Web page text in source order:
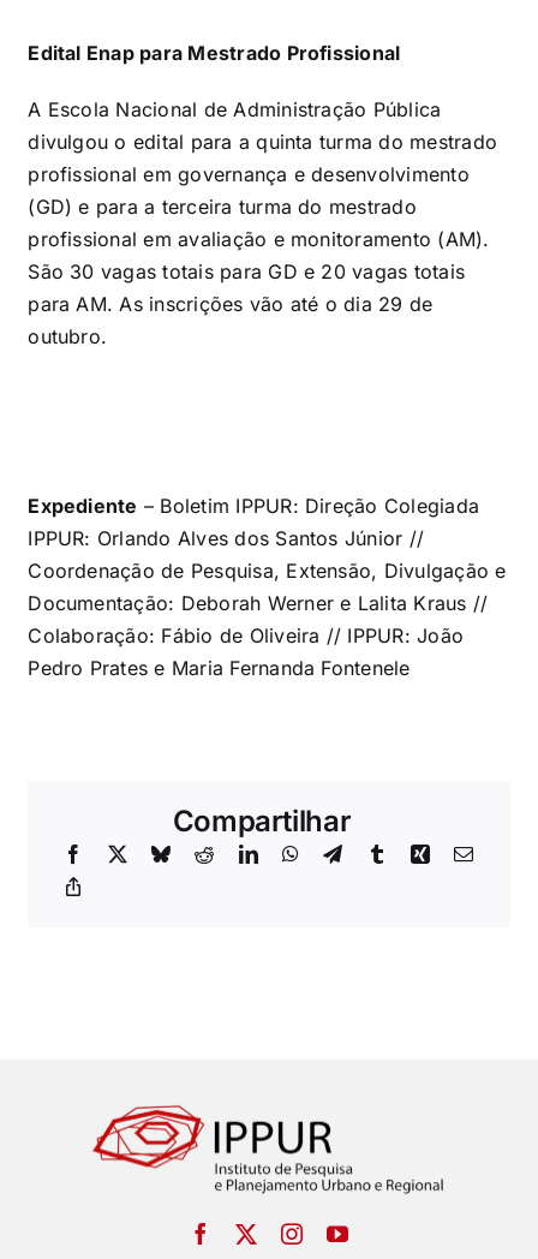
Edital Enap para Mestrado Profissional
A Escola Nacional de Administração Pública
divulgou o edital para a quinta turma do mestrado
profissional em governança e desenvolvimento
(GD) e para a terceira turma do mestrado
profissional em avaliação e monitoramento (AM).
São 30 vagas totais para GD e 20 vagas totais
para AM. As inscrições vão até o dia 29 de
outubro.
Expediente – Boletim IPPUR: Direção Colegiada
IPPUR: Orlando Alves dos Santos Júnior //
Coordenação de Pesquisa, Extensão, Divulgação e
Documentação: Deborah Werner e Lalita Kraus //
Colaboração: Fábio de Oliveira // IPPUR: João
Pedro Prates e Maria Fernanda Fontenele
Compartilhar